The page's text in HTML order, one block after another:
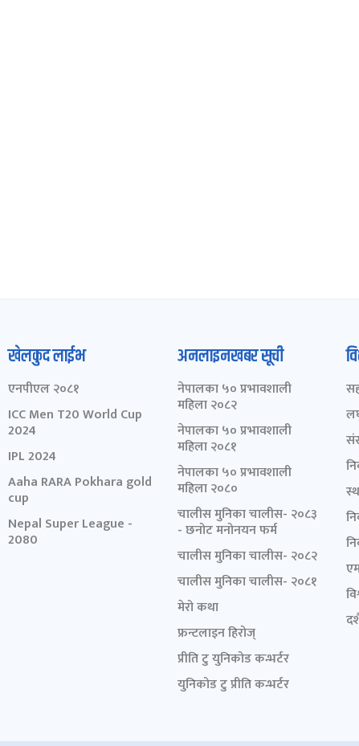
खेलकुद लाईभ
एनपीएल २०८१
ICC Men T20 World Cup
2024
IPL 2024
Aaha RARA Pokhara gold
cup
Nepal Super League -
2080
अनलाइनखबर सूची
नेपालका ५० प्रभावशाली
महिला २०८२
नेपालका ५० प्रभावशाली
महिला २०८१
नेपालका ५० प्रभावशाली
महिला २०८०
चालीस मुनिका चालीस- २०८३
- छनोट मनोनयन फर्म
चालीस मुनिका चालीस- २०८२
चालीस मुनिका चालीस- २०८१
मेरो कथा
फ्रन्टलाइन हिरोज्
प्रीति टु युनिकोड कन्भर्टर
युनिकोड टु प्रीति कन्भर्टर